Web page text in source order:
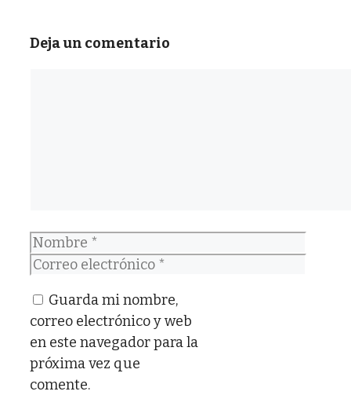
Deja un comentario
Nombre
Correo
Guarda mi nombre,
correo electrónico y web
en este navegador para la
próxima vez que
comente.